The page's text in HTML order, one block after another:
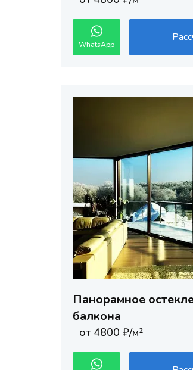
WhatsApp
Панорамное
балкона
от 4800 ₽/м²